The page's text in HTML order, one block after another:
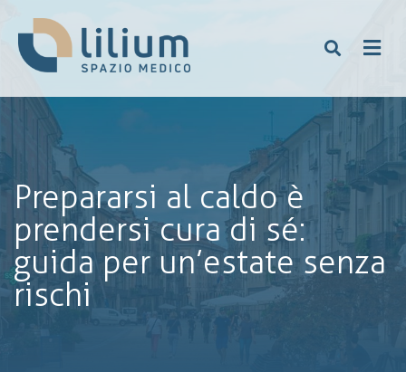
Prepararsi al caldo è
prendersi cura di sé:
guida per un’estate senza
rischi